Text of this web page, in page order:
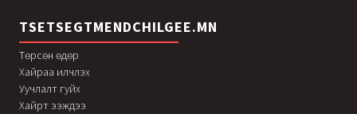
TSETSEGTMENDCHILGEE.MN
Төрсөн өдөр
Хайраа илчлэх
Уучлалт гуйх
Хайрт ээждээ